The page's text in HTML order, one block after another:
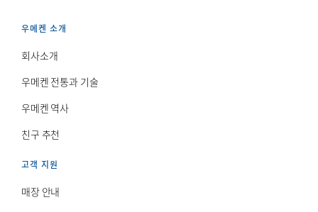
우메켄 소개
회사소개
우메켄 전통과 기술
우메켄 역사
친구 추천
고객 지원
매장 안내